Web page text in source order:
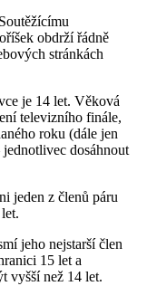
obdrží řádně
stránkách
je 14 let. Věková
televizního finále,
roku (dále jen
dosáhnout
jeden z členů páru
jeho nejstarší člen
15 let a
vyšší než 14 let.